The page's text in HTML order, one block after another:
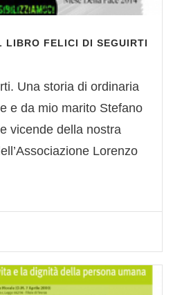
LIBRO FELICI DI SEGUIRTI
Una storia di ordinaria
e da mio marito Stefano
vicende della nostra
Lorenzo